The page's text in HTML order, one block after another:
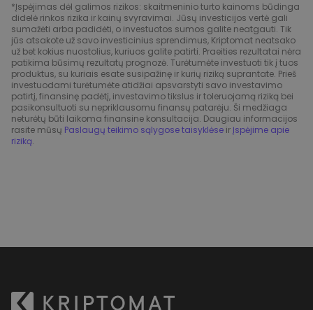
*Įspėjimas dėl galimos rizikos: skaitmeninio turto kainoms būdinga
didelė rinkos rizika ir kainų svyravimai. Jūsų investicijos vertė gali
sumažėti arba padidėti, o investuotos sumos galite neatgauti. Tik
jūs atsakote už savo investicinius sprendimus, Kriptomat neatsako
už bet kokius nuostolius, kuriuos galite patirti. Praeities rezultatai nėra
patikima būsimų rezultatų prognozė. Turėtumėte investuoti tik į tuos
produktus, su kuriais esate susipažinę ir kurių riziką suprantate. Prieš
investuodami turėtumėte atidžiai apsvarstyti savo investavimo
patirtį, finansinę padėtį, investavimo tikslus ir toleruojamą riziką bei
pasikonsultuoti su nepriklausomu finansų patarėju. Ši medžiaga
neturėtų būti laikoma finansine konsultacija. Daugiau informacijos
rasite mūsų Paslaugų teikimo sąlygose taisyklėse ir Įspėjime apie
riziką.